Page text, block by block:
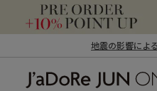
地震の影響によ